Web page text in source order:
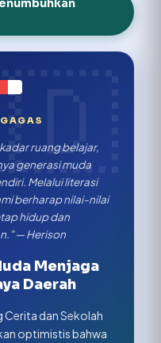
ruang belajar,
generasi muda
Melalui literasi
berharap nilai-nilai
hidup dan
— Herison
Menjaga
Daerah
Cerita dan Sekolah
optimistis bahwa